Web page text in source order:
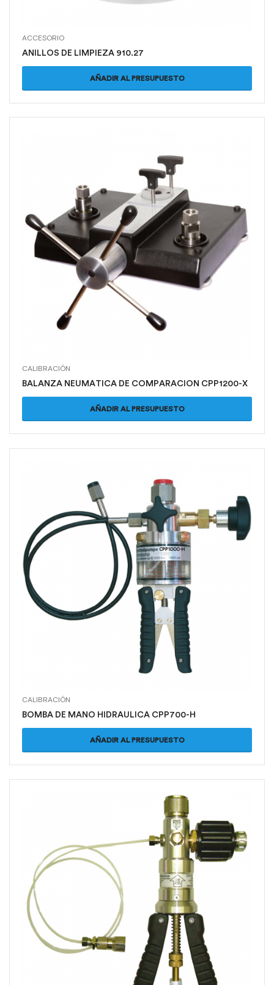
ACCESORIO
ANILLOS DE LIMPIEZA 910.27
AÑADIR AL PRESUPUESTO
CALIBRACIÓN
BALANZA NEUMATICA DE COMPARACION CPP1200-X
AÑADIR AL PRESUPUESTO
CALIBRACIÓN
BOMBA DE MANO HIDRAULICA CPP700-H
AÑADIR AL PRESUPUESTO